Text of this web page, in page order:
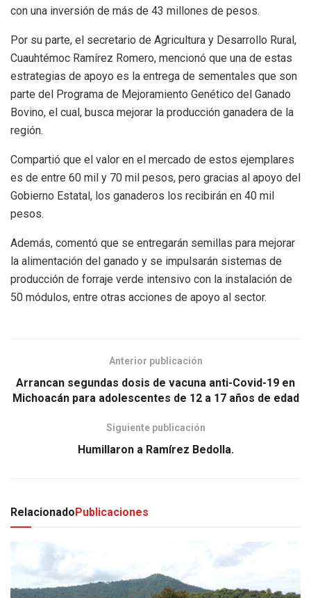
con una inversión de más de 43 millones de pesos.
Por su parte, el secretario de Agricultura y Desarrollo Rural,
Cuauhtémoc Ramírez Romero, mencionó que una de estas
estrategias de apoyo es la entrega de sementales que son
parte del Programa de Mejoramiento Genético del Ganado
Bovino, el cual, busca mejorar la producción ganadera de la
región.
Compartió que el valor en el mercado de estos ejemplares
es de entre 60 mil y 70 mil pesos, pero gracias al apoyo del
Gobierno Estatal, los ganaderos los recibirán en 40 mil
pesos.
Además, comentó que se entregarán semillas para mejorar
la alimentación del ganado y se impulsarán sistemas de
producción de forraje verde intensivo con la instalación de
50 módulos, entre otras acciones de apoyo al sector.
Anterior publicación
Arrancan segundas dosis de vacuna anti-Covid-19 en
Michoacán para adolescentes de 12 a 17 años de edad
Siguiente publicación
Humillaron a Ramírez Bedolla.
RelacionadoPublicaciones